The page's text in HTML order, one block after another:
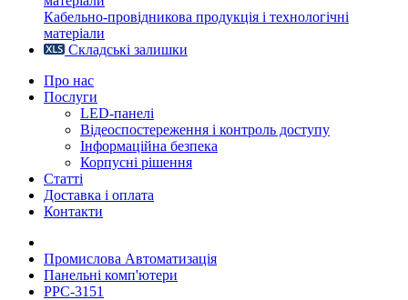
Кабельно-провідникова продукція і технологічні
матеріали
Складські залишки
Про нас
Послуги
LED-панелі
Відеоспостереження і контроль доступу
Інформаційна безпека
Корпусні рішення
Статті
Доставка і оплата
Контакти
Промислова Автоматизація
Панельні комп'ютери
PPC-3151